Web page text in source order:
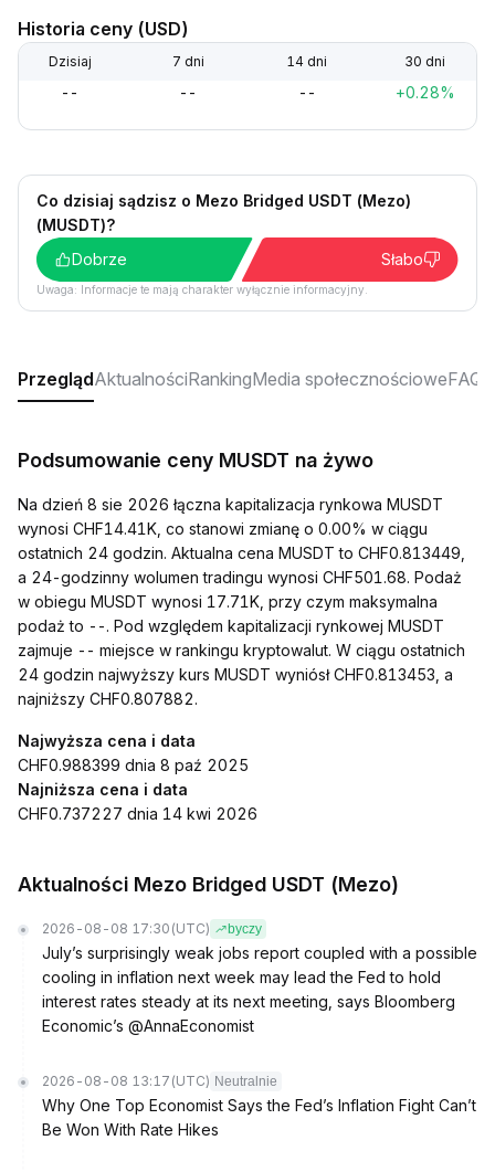
Historia ceny (USD)
Dzisiaj 7 dni 14 dni 30 dni
-- -- -- +0.28%
Co dzisiaj sądzisz o Mezo Bridged USDT (Mezo)
(MUSDT)?
Dobrze
Słabo
Uwaga: Informacje te mają charakter wyłącznie informacyjny.
PrzeglądAktualnościRankingMedia społecznościoweFAQ
Podsumowanie ceny MUSDT na żywo
Na dzień 8 sie 2026 łączna kapitalizacja rynkowa MUSDT
wynosi CHF14.41K, co stanowi zmianę o 0.00% w ciągu
ostatnich 24 godzin. Aktualna cena MUSDT to CHF0.813449,
a 24-godzinny wolumen tradingu wynosi CHF501.68. Podaż
w obiegu MUSDT wynosi 17.71K, przy czym maksymalna
podaż to --. Pod względem kapitalizacji rynkowej MUSDT
zajmuje -- miejsce w rankingu kryptowalut. W ciągu ostatnich
24 godzin najwyższy kurs MUSDT wyniósł CHF0.813453, a
najniższy CHF0.807882.
Najwyższa cena i data
CHF0.988399 dnia 8 paź 2025
Najniższa cena i data
CHF0.737227 dnia 14 kwi 2026
Aktualności Mezo Bridged USDT (Mezo)
2026-08-08 17:30 (UTC) byczy
July’s surprisingly weak jobs report coupled with a possible
cooling in inflation next week may lead the Fed to hold
interest rates steady at its next meeting, says Bloomberg
Economic’s @AnnaEconomist
2026-08-08 13:17 (UTC) Neutralnie
Why One Top Economist Says the Fed’s Inflation Fight Can’t
Be Won With Rate Hikes